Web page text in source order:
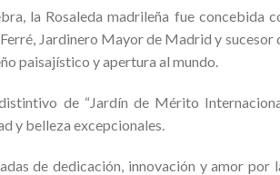
la Rosaleda madrileña fue concebida
Jardinero Mayor de Madrid y sucesor
paisajístico y apertura al mundo.
de “Jardín de Mérito
y belleza excepcionales.
de dedicación, innovación y amor por